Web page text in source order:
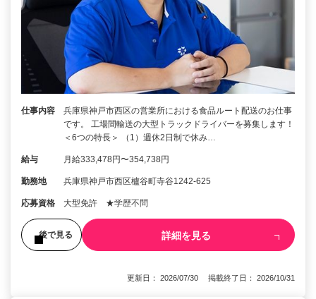
仕事内容
兵庫県神戸市西区の営業所における食品ルート配送のお仕事
です。 工場間輸送の大型トラックドライバーを募集します！
＜6つの特長＞ （1）週休2日制で休み…
給与 月給333,478円〜354,738円
勤務地 兵庫県神戸市西区櫨谷町寺谷1242-625
応募資格 大型免許 ★学歴不問
後で見る 詳細を見る
更新日： 2026/07/30 掲載終了日： 2026/10/31